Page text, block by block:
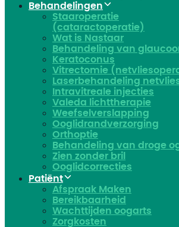
Behandelingen
Staaroperatie
(cataractoperatie)
Wat is Nastaar
Behandeling van
Keratoconus​
Vitrectomie
Laserbehandeling
Intravitreale injecties
Valeda lichttherapie
Weefselverslapping
Ooglidrandverzorging
Orthoptie
Behandeling van droge
Zien zonder bril
Ooglidcorrecties
Patiënt
Afspraak Maken
Bereikbaarheid
Wachttijden oogarts
Zorgkosten